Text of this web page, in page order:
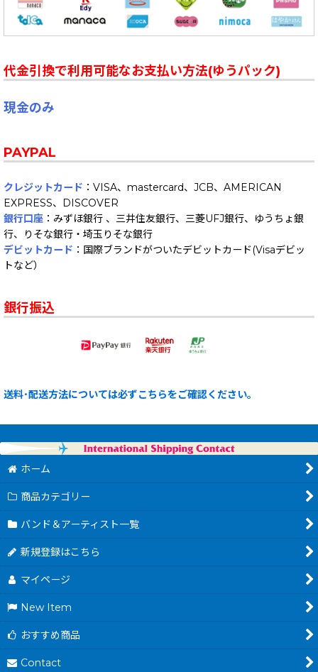
代金引換で利用可能なお支払い方法(ゆうパック)
現金のみ
PAYPAL
クレジットカード ：VISA、mastercard、JCB、AMERICAN
EXPRESS、DISCOVER
銀行口座 ：みずほ銀行 、三井住友銀行、三菱UFJ銀行、ゆうちょ銀
行、りそな銀行・埼玉りそな銀行
デビットカード ：国際ブランドがついたデビットカード(Visaデビッ
トなど）
銀行振込
送料･配送方法については必ずこちらをご確認ください。
ホーム
商品カテゴリー
バンド＆アーティスト一覧
新規登録はこちら
マイページ
New Item
おすすめ商品
Contact